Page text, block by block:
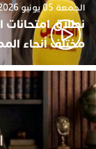
الجمعة 05 يونيو 2026 - 12:29
مختلف أنحاء